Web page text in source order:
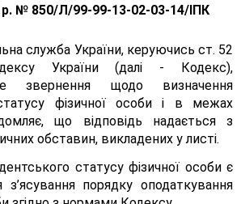
р. № 850/Л/99-99-13-02-03-14/ІПК
служба України, керуючись ст. 52
України (далі - Кодекс),
звернення щодо визначення
фізичної особи і в межах
що відповідь надається з
обставин, викладених у листі.
статусу фізичної особи є
порядку оподаткування